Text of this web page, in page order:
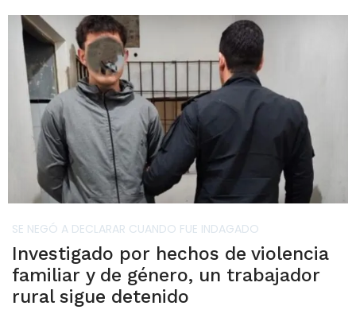
SE NEGÓ A DECLARAR CUANDO FUE INDAGADO
Investigado por hechos de violencia
familiar y de género, un trabajador
rural sigue detenido